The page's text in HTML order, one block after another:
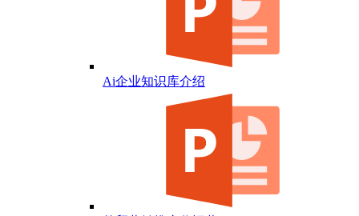
Ai企业知识库介绍